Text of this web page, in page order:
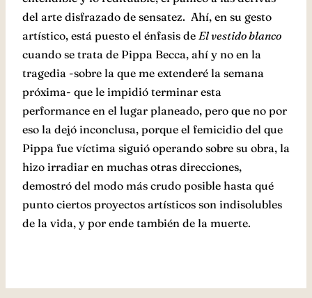
del arte disfrazado de sensatez. Ahí, en su gesto
artístico, está puesto el énfasis de El vestido blanco
cuando se trata de Pippa Becca, ahí y no en la
tragedia -sobre la que me extenderé la semana
próxima- que le impidió terminar esta
performance en el lugar planeado, pero que no por
eso la dejó inconclusa, porque el femicidio del que
Pippa fue víctima siguió operando sobre su obra, la
hizo irradiar en muchas otras direcciones,
demostró del modo más crudo posible hasta qué
punto ciertos proyectos artísticos son indisolubles
de la vida, y por ende también de la muerte.